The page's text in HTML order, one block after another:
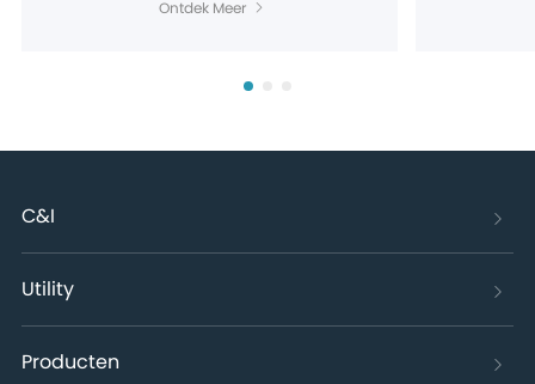
Ontdek Meer
C&I
Utility
Producten